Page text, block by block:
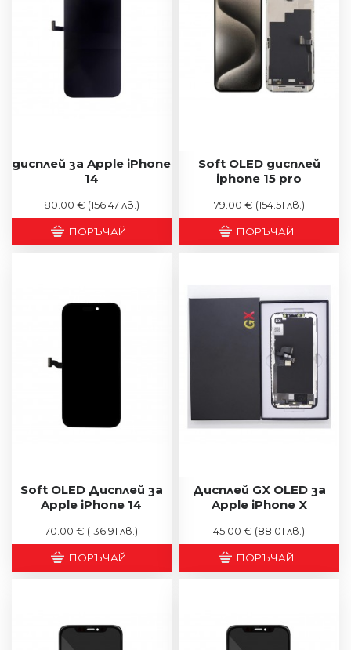
дисплей за Apple iPhone
14
80.00 € (156.47 лв.)
ПОРЪЧАЙ
Soft OLED дисплей
iphone 15 pro
79.00 € (154.51 лв.)
ПОРЪЧАЙ
Soft OLED Дисплей за
Apple iPhone 14
70.00 € (136.91 лв.)
ПОРЪЧАЙ
Дисплей GX OLED за
Apple iPhone X
45.00 € (88.01 лв.)
ПОРЪЧАЙ